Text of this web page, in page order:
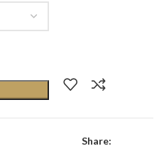
Share: